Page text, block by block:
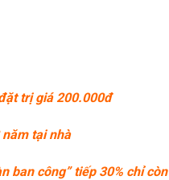
trị giá 200.000đ
tại nhà
ban công” tiếp 30% chỉ còn